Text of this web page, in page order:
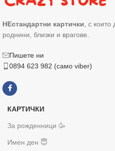
НЕстандартни картички , с
роднини, близки и врагове.
Пишете ни
0894 623 982 (само viber)
КАРТИЧКИ
За рожденници 🥳
Имен ден 😇